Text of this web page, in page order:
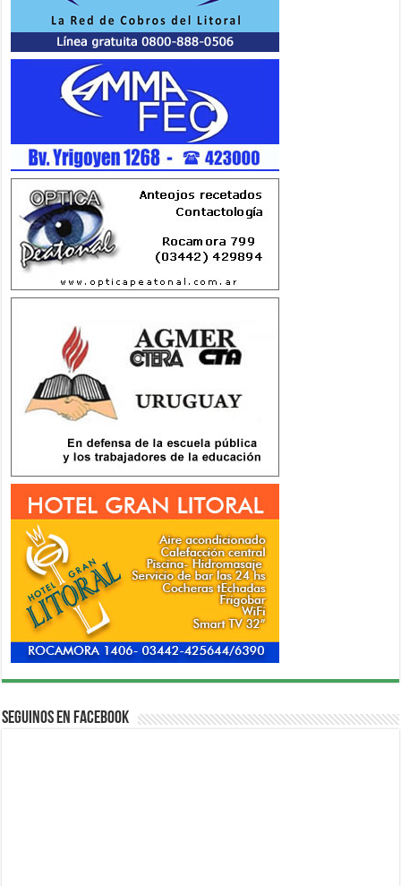
Seguinos en Facebook